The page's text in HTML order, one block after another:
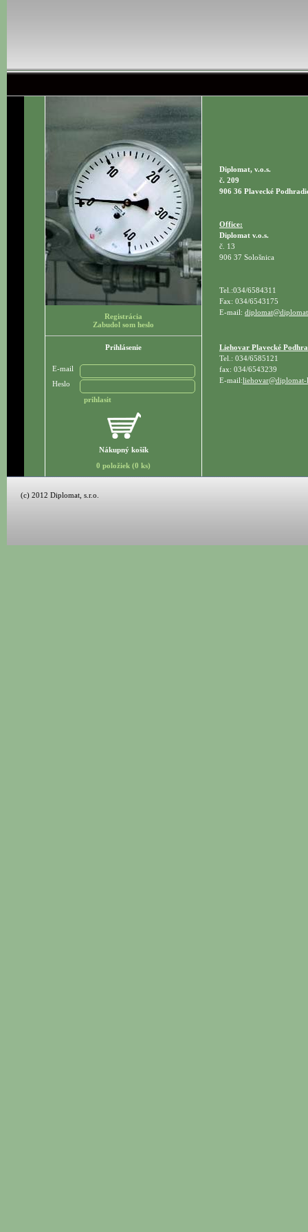
Registrácia
Zabudol som heslo
Prihlásenie
E-mail
Heslo
Nákupný košík
0 položiek (0 ks)
Diplomat, v.o.s.
č. 209
906 36 Plavecké
Office:
Diplomat v.o.s.
č. 13
906 37 Sološnica
Tel.:034/6584311
Fax: 034/6543175
E-mail:
Liehovar Plavecké
Tel.: 034/6585121
fax: 034/6543239
E-mail:liehovar@diplomat-
(c) 2012 Diplomat, s.r.o.